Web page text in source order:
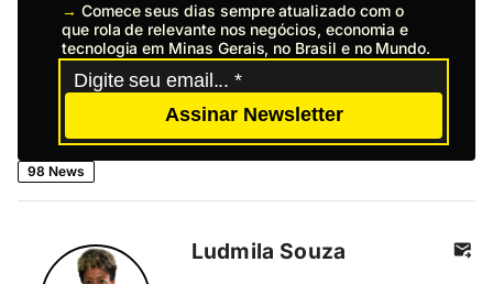
→ Comece seus dias sempre atualizado com o
que rola de relevante nos negócios, economia e
tecnologia em Minas Gerais, no Brasil e no Mundo.
Assinar Newsletter
98 News
Ludmila Souza